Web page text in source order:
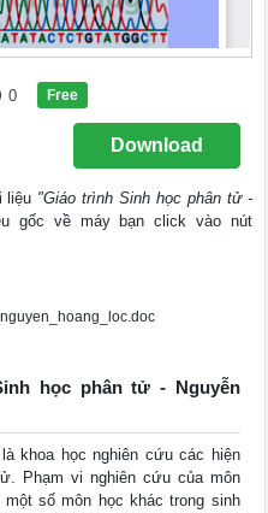
0 Free
Download
liệu "Giáo trình Sinh học phân tử -
gốc về máy bạn click vào nút
học phân tử - Nguyễn
khoa học nghiên cứu các hiện
Phạm vi nghiên cứu của môn
số môn học khác trong sinh